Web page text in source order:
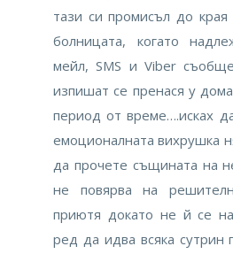
тази си промисъл до
болницата, когато
мейл, SMS и Viber
изпишат се пренася у
период от време….исках
емоционалната вихрушка
да прочете същината на
не повярва на
приютя докато не й се
ред да идва всяка сутрин